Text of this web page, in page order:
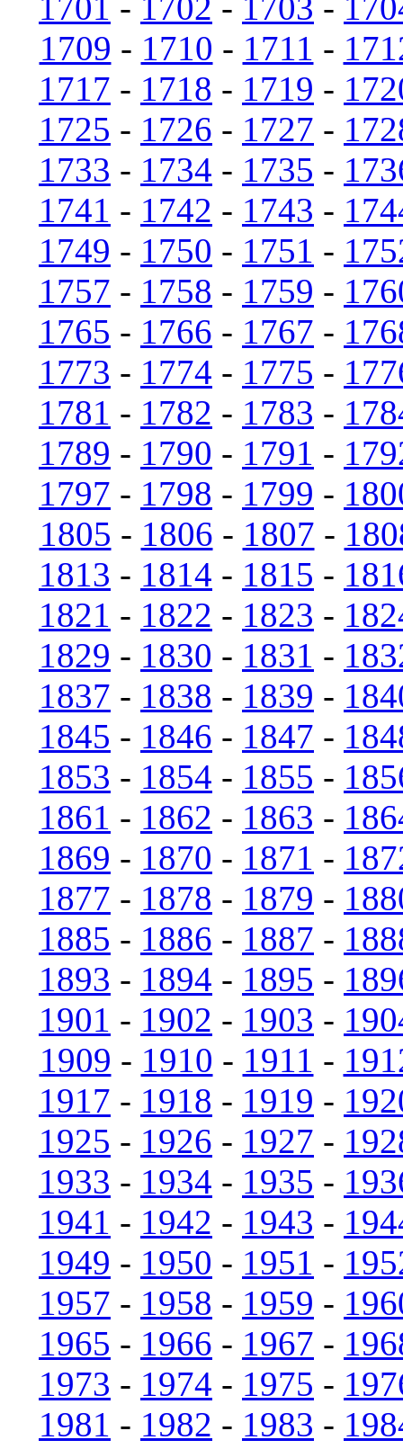
1709 - 1710 - 1711 -
1717 - 1718 - 1719 -
1725 - 1726 - 1727 -
1733 - 1734 - 1735 -
1741 - 1742 - 1743 -
1749 - 1750 - 1751 -
1757 - 1758 - 1759 -
1765 - 1766 - 1767 -
1773 - 1774 - 1775 -
1781 - 1782 - 1783 -
1789 - 1790 - 1791 -
1797 - 1798 - 1799 -
1805 - 1806 - 1807 -
1813 - 1814 - 1815 -
1821 - 1822 - 1823 -
1829 - 1830 - 1831 -
1837 - 1838 - 1839 -
1845 - 1846 - 1847 -
1853 - 1854 - 1855 -
1861 - 1862 - 1863 -
1869 - 1870 - 1871 -
1877 - 1878 - 1879 -
1885 - 1886 - 1887 -
1893 - 1894 - 1895 -
1901 - 1902 - 1903 -
1909 - 1910 - 1911 -
1917 - 1918 - 1919 -
1925 - 1926 - 1927 -
1933 - 1934 - 1935 -
1941 - 1942 - 1943 -
1949 - 1950 - 1951 -
1957 - 1958 - 1959 -
1965 - 1966 - 1967 -
1973 - 1974 - 1975 -
1981 - 1982 - 1983 -